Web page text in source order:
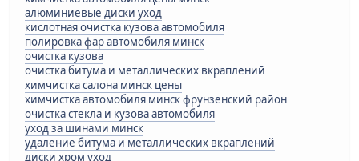
алюминиевые диски уход
кислотная очистка кузова автомобиля
полировка фар автомобиля минск
очистка кузова
очистка битума и металлических вкраплений
химчистка салона минск цены
химчистка автомобиля минск фрунзенский район
очистка стекла и кузова автомобиля
уход за шинами минск
удаление битума и металлических вкраплений
диски хром уход